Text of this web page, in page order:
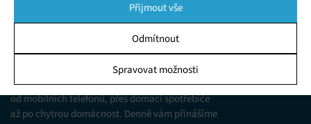
pomocí přepínačů v Zásadách cookies nebo kliknutím na tlačítko
Spravovat souhlas ve spodní části obrazovky.
Ukládání a/nebo přístup k informacím v zařízení, Porozumění
publiku prostřednictvím statistik nebo kombinací údajů z
různých zdrojů.
Přijmout vše
Odmítnout
Spravovat možnosti
KDO JSME
Jsme web zajímající se o technologické novinky
od mobilních telefonů, přes domácí spotřebiče
až po chytrou domácnost. Denně vám přinášíme